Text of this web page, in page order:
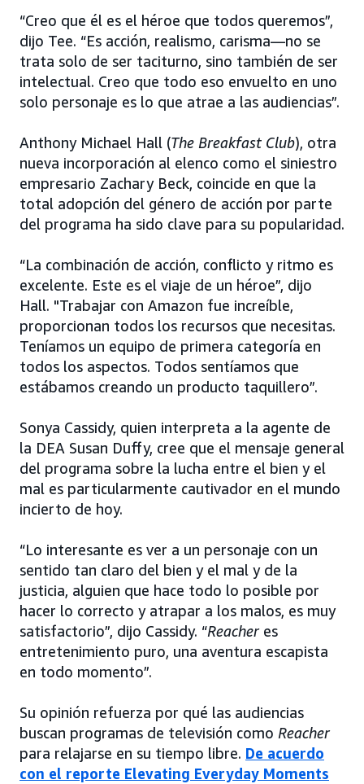
“Creo que él es el héroe que todos queremos”,
dijo Tee. “Es acción, realismo, carisma—no se
trata solo de ser taciturno, sino también de ser
intelectual. Creo que todo eso envuelto en uno
solo personaje es lo que atrae a las audiencias”.
Anthony Michael Hall (The Breakfast Club), otra
nueva incorporación al elenco como el siniestro
empresario Zachary Beck, coincide en que la
total adopción del género de acción por parte
del programa ha sido clave para su popularidad.
“La combinación de acción, conflicto y ritmo es
excelente. Este es el viaje de un héroe”, dijo
Hall. "Trabajar con Amazon fue increíble,
proporcionan todos los recursos que necesitas.
Teníamos un equipo de primera categoría en
todos los aspectos. Todos sentíamos que
estábamos creando un producto taquillero”.
Sonya Cassidy, quien interpreta a la agente de
la DEA Susan Duffy, cree que el mensaje general
del programa sobre la lucha entre el bien y el
mal es particularmente cautivador en el mundo
incierto de hoy.
“Lo interesante es ver a un personaje con un
sentido tan claro del bien y el mal y de la
justicia, alguien que hace todo lo posible por
hacer lo correcto y atrapar a los malos, es muy
satisfactorio”, dijo Cassidy. “Reacher es
entretenimiento puro, una aventura escapista
en todo momento”.
Su opinión refuerza por qué las audiencias
buscan programas de televisión como Reacher
para relajarse en su tiempo libre. De acuerdo
con el reporte Elevating Everyday Moments